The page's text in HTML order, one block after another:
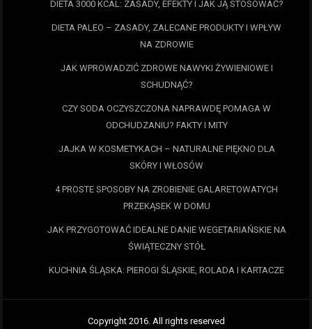
DIETA 3000 KCAL: ZASADY, EFEKTY I JAK JĄ STOSOWAĆ?
DIETA PALEO – ZASADY, ZALECANE PRODUKTY I WPŁYW
NA ZDROWIE
JAK WPROWADZIĆ ZDROWE NAWYKI ŻYWIENIOWE I
SCHUDNĄĆ?
CZY SODA OCZYSZCZONA NAPRAWDĘ POMAGA W
ODCHUDZANIU? FAKTY I MITY
JAJKA W KOSMETYKACH – NATURALNE PIĘKNO DLA
SKÓRY I WŁOSÓW
4 PROSTE SPOSOBY NA ZROBIENIE GALARETOWATYCH
PRZEKĄSEK W DOMU
JAK PRZYGOTOWAĆ IDEALNE DANIE WEGETARIAŃSKIE NA
ŚWIĄTECZNY STÓŁ
KUCHNIA ŚLĄSKA: PIEROGI ŚLĄSKIE, ROLADA I KARTACZE
Copyright 2016. All rights reserved